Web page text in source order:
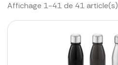
Affichage 1-41 de 41 article(s)